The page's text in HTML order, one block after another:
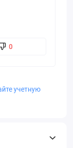
из
0
учетную